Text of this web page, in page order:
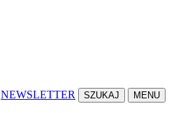
NEWSLETTER SZUKAJ MENU